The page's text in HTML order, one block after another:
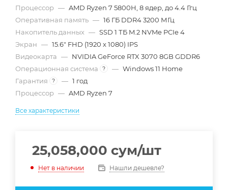
Процессор — AMD Ryzen 7 5800H, 8 ядер, до 4.4 Ггц
Оперативная память — 16 ГБ DDR4 3200 МГц
Накопитель данных — SSD 1 ТБ M.2 NVMe PCIe 4
Экран — 15.6" FHD (1920 x 1080) IPS
Видеокарта — NVIDIA GeForce RTX 3070 8GB GDDR6
Операционная система
? — Windows 11 Home
Гарантия
? — 1 год
Процессор — AMD Ryzen 7
Все характеристики
25,058,000 сум/шт
Нет в наличии Нашли дешевле?